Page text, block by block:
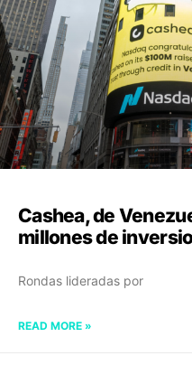
Cashea, de
millones de
Rondas lideradas por
READ MORE »